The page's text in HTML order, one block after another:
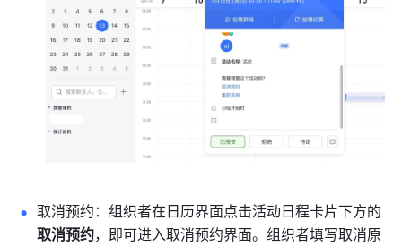
取消预约，即可进入取消预约界面。组织者填写取消原